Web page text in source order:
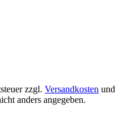
zzgl. Versandkosten und
anders angegeben.